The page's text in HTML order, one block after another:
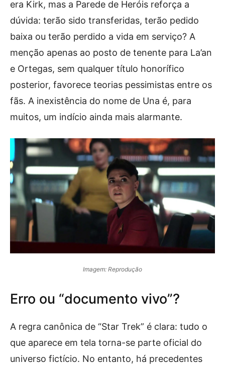
era Kirk, mas a Parede de Heróis reforça a
dúvida: terão sido transferidas, terão pedido
baixa ou terão perdido a vida em serviço? A
menção apenas ao posto de tenente para La’an
e Ortegas, sem qualquer título honorífico
posterior, favorece teorias pessimistas entre os
fãs. A inexistência do nome de Una é, para
muitos, um indício ainda mais alarmante.
Imagem: Reprodução
Erro ou “documento vivo”?
A regra canônica de “Star Trek” é clara: tudo o
que aparece em tela torna-se parte oficial do
universo fictício. No entanto, há precedentes